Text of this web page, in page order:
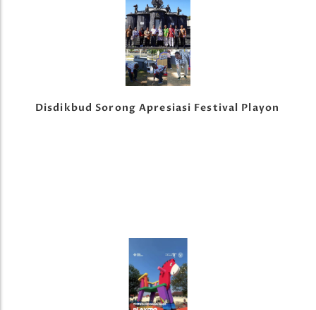
Disdikbud Sorong Apresiasi Festival Playon